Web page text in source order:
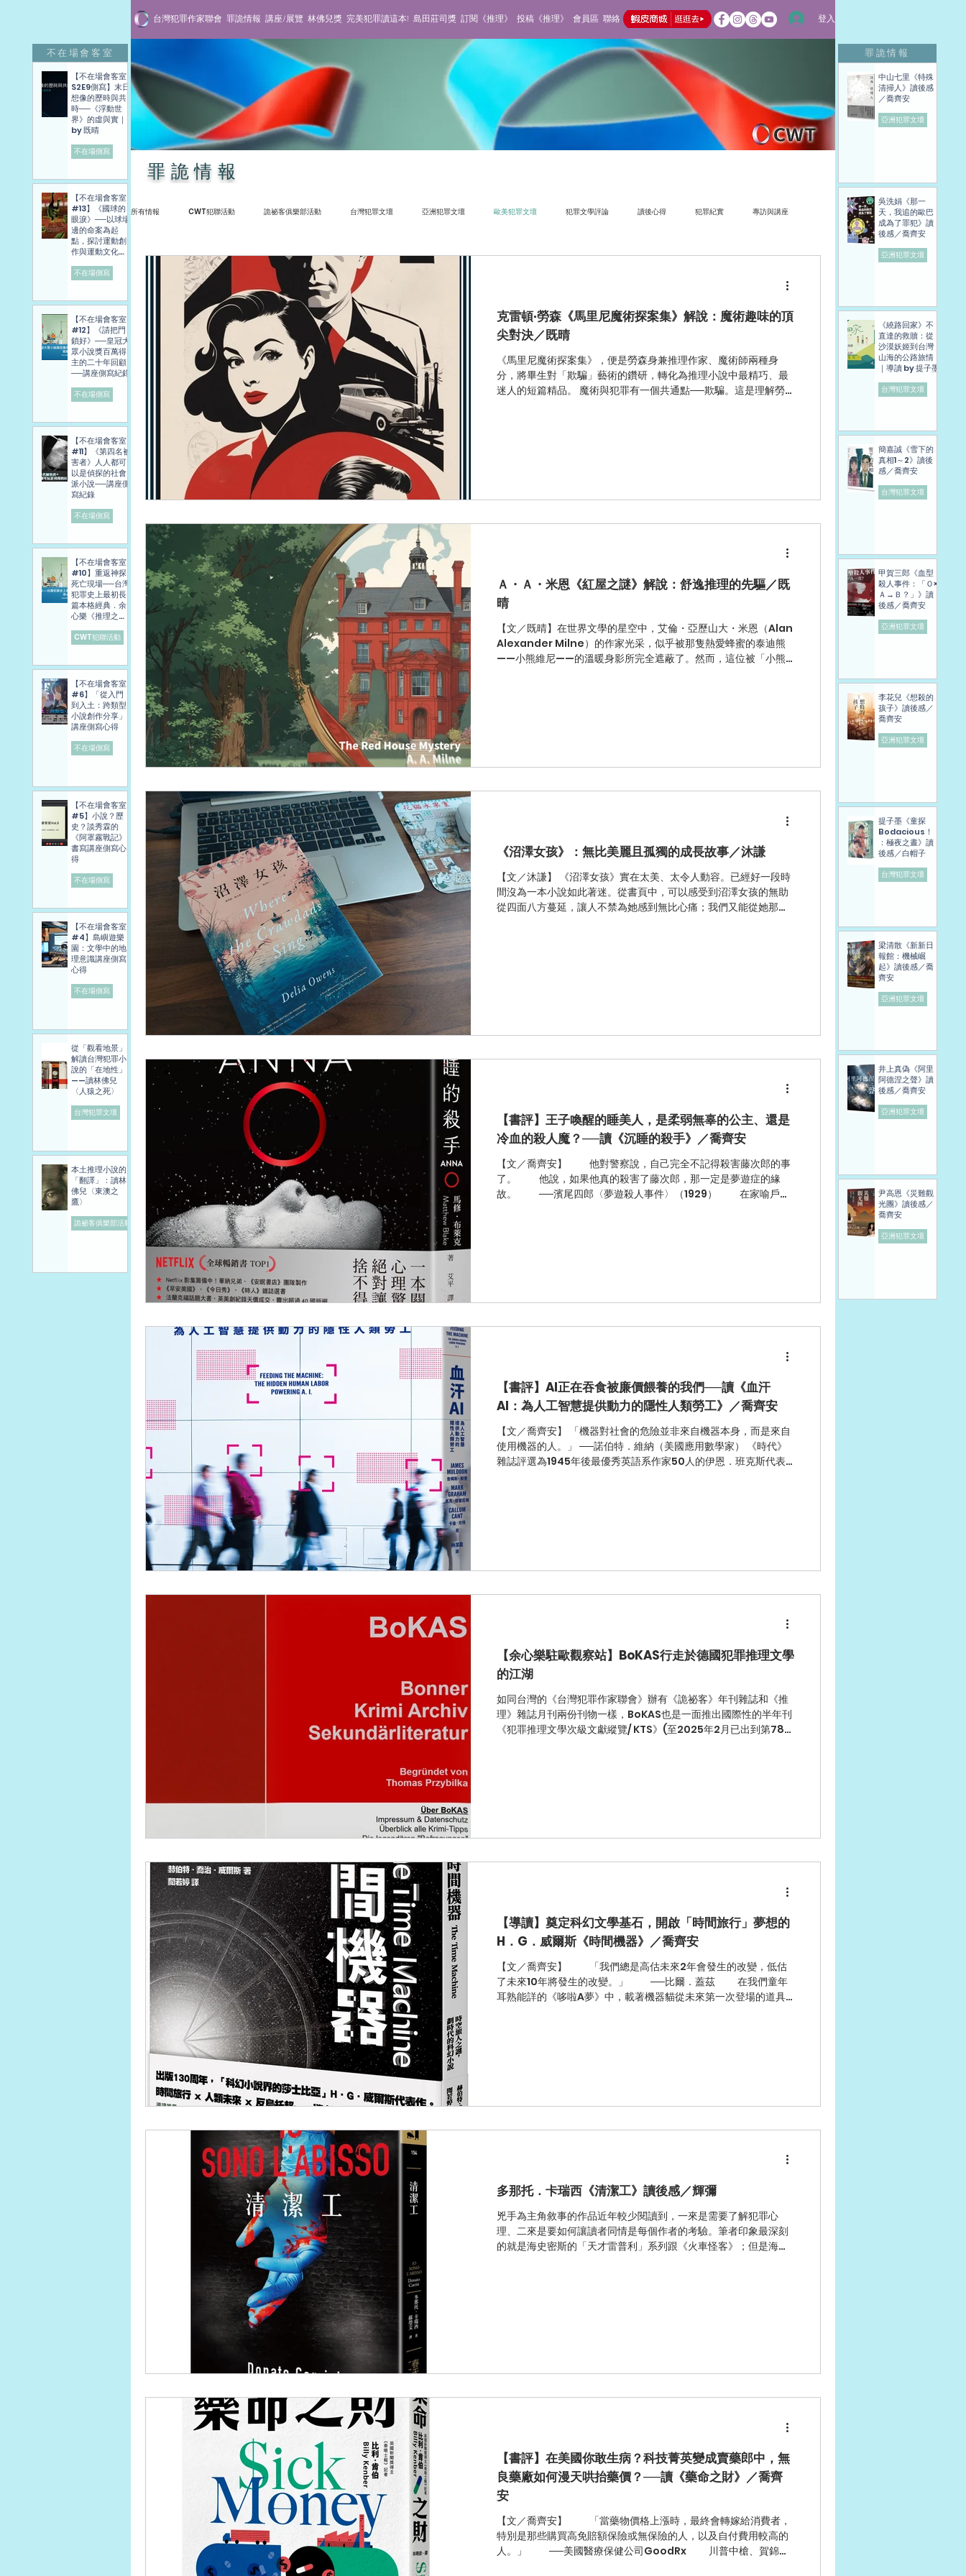
台灣犯罪作家聯會 罪詭情報 講座/展覽 林佛兒獎 完美犯罪讀這本! 島田莊司獎 訂閱《推理》 投稿《推理》 會員區 聯絡 登入
罪詭情報
罪詭情報
所有情報 CWT犯聯活動 詭祕客俱樂部活動 台灣犯罪文壇 亞洲犯罪文壇 歐美犯罪文壇 犯罪文學評論 讀後心得 犯罪紀實 專訪與講座
贈書抽獎活動 不在場側寫
克雷頓·勞森《馬里尼魔術探案集》解說：魔術趣味的頂
尖對決／既晴
《馬里尼魔術探案集》，便是勞森身兼推理作家、魔術師兩種身
分，將畢生對「欺騙」藝術的鑽研，轉化為推理小說中最精巧、最
迷人的短篇精品。 魔術與犯罪有一個共通點──欺騙。這是理解勞
Ａ・Ａ・米恩《紅屋之謎》解說：舒逸推理的先驅／既
晴
【文／既晴】在世界文學的星空中，艾倫・亞歷山大・米恩（Alan
Alexander Milne）的作家光采，似乎被那隻熱愛蜂蜜的泰迪熊
——小熊維尼——的溫暖身影所完全遮蔽了。然而，這位被「小熊
《沼澤女孩》：無比美麗且孤獨的成長故事／沐謙
【文／沐謙】 《沼澤女孩》實在太美、太令人動容。已經好一段時
間沒為一本小說如此著迷。從書頁中，可以感受到沼澤女孩的無助
從四面八方蔓延，讓人不禁為她感到無比心痛；我們又能從她那浪
的父女時光十分短暫，在收到一封來自母親的信後，父親又恢復了
年僅十歲的奇雅孤獨地生活。 她可以理解每個人為何離開；但她不
不了同儕的嘲弄而逃回沼澤
【書評】王子喚醒的睡美人，是柔弱無辜的公主、還是
冷血的殺人魔？──讀《沉睡的殺手》／喬齊安
【文／喬齊安】 他對警察說，自己完全不記得殺害藤次郎的事
了。 他說，如果他真的殺害了藤次郎，那一定是夢遊症的緣
故。 ──濱尾四郎〈夢遊殺人事件〉（1929） 在家喻戶曉
【書評】AI正在吞食被廉價餵養的我們──讀《血汗
AI：為人工智慧提供動力的隱性人類勞工》／喬齊安
【文／喬齊安】 「機器對社會的危險並非來自機器本身，而是來自
使用機器的人。」 ──諾伯特．維納（美國應用數學家） 《時代》
雜誌評選為1945年後最優秀英語系作家50人的伊恩．班克斯代表
【余心樂駐歐觀察站】BoKAS行走於德國犯罪推理文學
的江湖
如同台灣的《台灣犯罪作家聯會》辦有《詭祕客》年刊雜誌和《推
理》雜誌月刊兩份刊物一樣，BoKAS也是一面推出國際性的半年刊
《犯罪推理文學次級文獻縱覽/ KTS》(至2025年2月已出到第78
【導讀】奠定科幻文學基石，開啟「時間旅行」夢想的
H．G．威爾斯《時間機器》／喬齊安
【文／喬齊安】 「我們總是高估未來2年會發生的改變，低估
了未來10年將發生的改變。」 ──比爾．蓋茲 在我們童年
耳熟能詳的《哆啦A夢》中，載著機器貓從未來第一次登場的道具
多那托．卡瑞西《清潔工》讀後感／輝彌
兇手為主角敘事的作品近年較少閱讀到，一來是需要了解犯罪心
理、二來是要如何讓讀者同情是每個作者的考驗。筆者印象最深刻
的就是海史密斯的「天才雷普利」系列跟《火車怪客》；但是海史
【書評】在美國你敢生病？科技菁英變成賣藥郎中，無
良藥廠如何漫天哄抬藥價？──讀《藥命之財》／喬齊
安
【文／喬齊安】 「當藥物價格上漲時，最終會轉嫁給消費者，
特別是那些購買高免賠額保險或無保險的人，以及自付費用較高的
人。」 ──美國醫療保健公司GoodRx 川普中槍、賀錦麗
不在場會客室
【不在場會客室
S2E9側寫】末日
想像的歷時與共
時──《浮動世
界》的虛與實｜
by 既晴
不在場側寫
【不在場會客室
#13】《國球的
眼淚》──以球場
邊的命案為起
點，探討運動創
作與運動文化發
寫紀錄
不在場側寫
【不在場會客室
#12】《請把門
鎖好》──皇冠大
眾小說獎百萬得
主的二十年回顧
──講座側寫紀錄
不在場側寫
【不在場會客室
#11】《第四名被
害者》人人都可
以是偵探的社會
派小說──講座側
寫紀錄
不在場側寫
【不在場會客室
#10】重返神探
死亡現場──台灣
犯罪史上最初長
篇本格經典．余
心樂《推理之
導
CWT犯聯活動
【不在場會客室
#6】「從入門
到入土：跨類型
小說創作分享」
講座側寫心得
不在場側寫
【不在場會客室
#5】小說？歷
史？談秀霖的
《阿罩霧戰記》
書寫講座側寫心
得
不在場側寫
【不在場會客室
#4】島嶼遊樂
園：文學中的地
理意識講座側寫
心得
不在場側寫
從「觀看地景」
解讀台灣犯罪小
說的「在地性」
——讀林佛兒
〈人猿之死〉
台灣犯罪文壇
本土推理小說的
「翻譯」：讀林
佛兒〈東澳之
鷹〉
詭祕客俱樂部活動
中山七里《特殊
清掃人》讀後感
／喬齊安
亞洲犯罪文壇
吳洗娟《那一
天，我追的歐巴
成為了罪犯》讀
後感／喬齊安
亞洲犯罪文壇
《繞路回家》不
直達的救贖：從
沙漠妖姬到台灣
山海的公路旅情
｜導讀 by 提子墨
台灣犯罪文壇
簡嘉誠《雪下的
真相1～2》讀後
感／喬齊安
台灣犯罪文壇
甲賀三郎《血型
殺人事件：「Ｏ×
Ａ→Ｂ？」》讀
後感／喬齊安
亞洲犯罪文壇
李花兒《想殺的
孩子》讀後感／
喬齊安
亞洲犯罪文壇
提子墨《童探
Bodacious！
：極夜之晝》讀
後感／白帽子
台灣犯罪文壇
梁清散《新新日
報館：機械崛
起》讀後感／喬
齊安
亞洲犯罪文壇
井上真偽《阿里
阿德涅之聲》讀
後感／喬齊安
亞洲犯罪文壇
尹高恩《災難觀
光團》讀後感／
喬齊安
亞洲犯罪文壇